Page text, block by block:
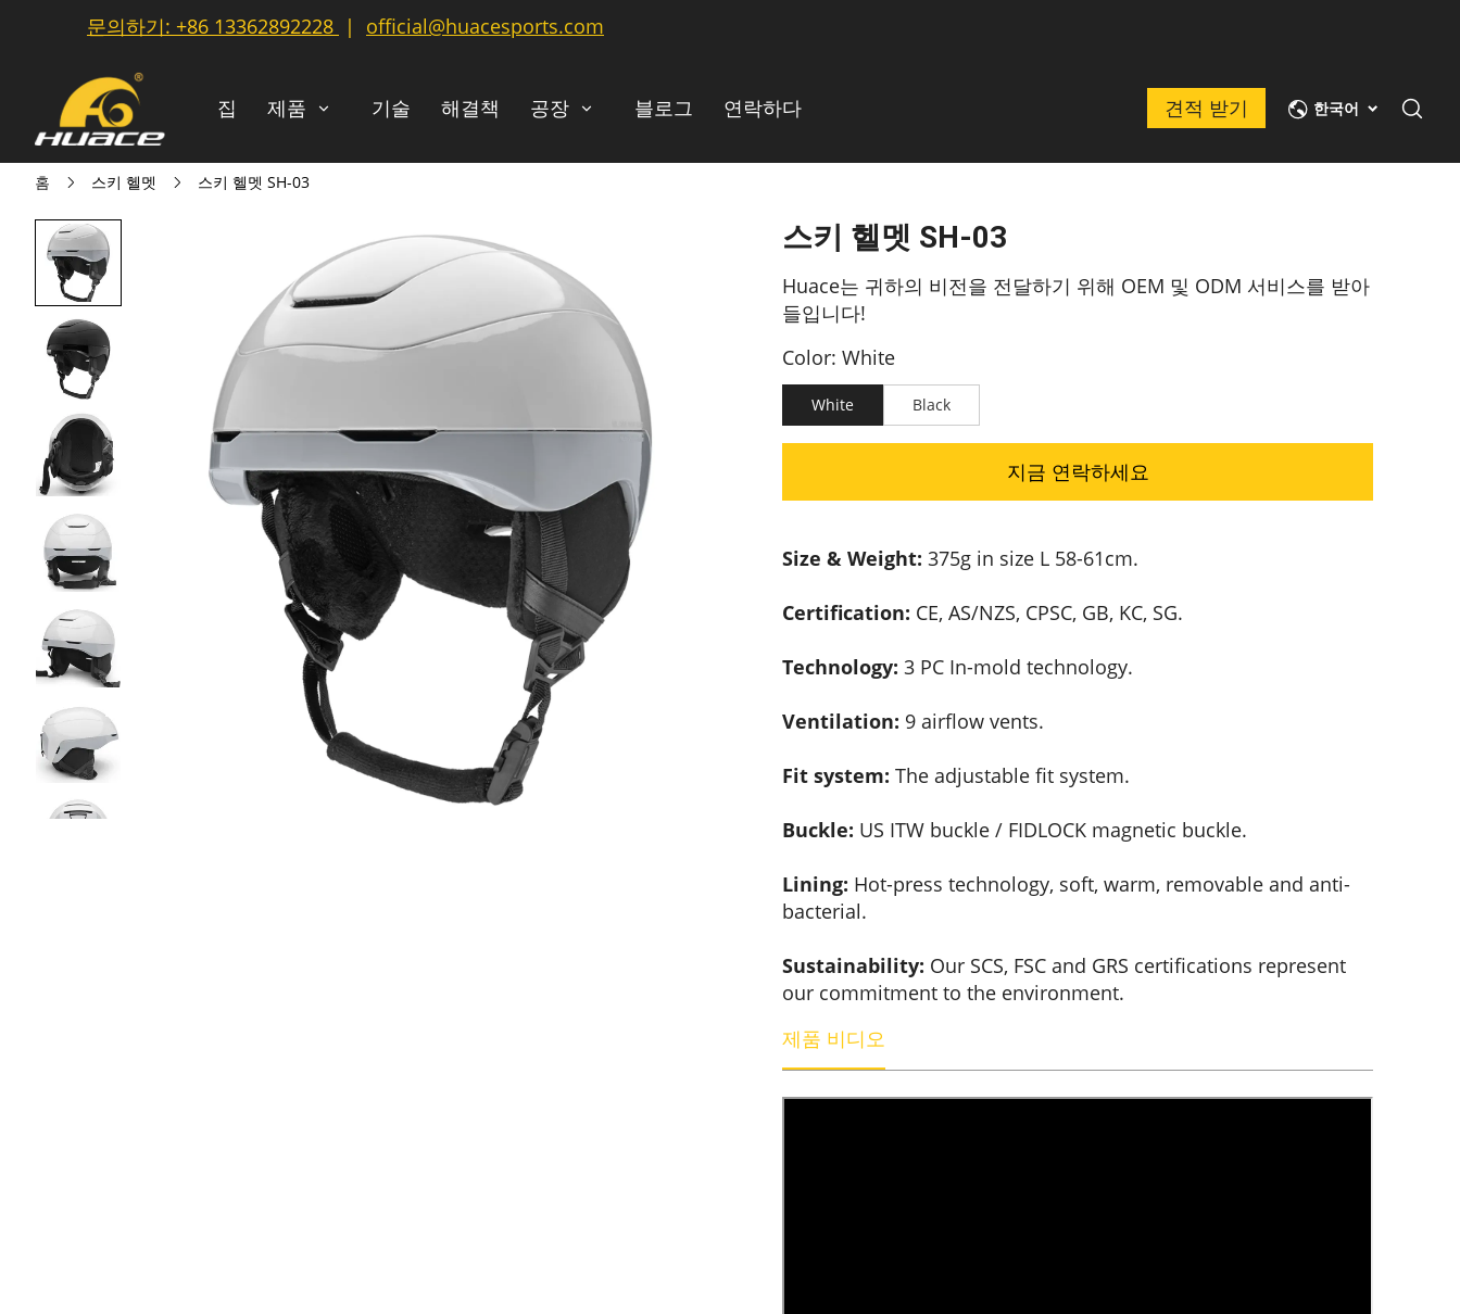
문의하기: +86 13362892228 | official@huacesports.com
집 제품 기술 해결책 공장 블로그 연락하다 견적 받기 한국어
홈 스키 헬멧 스키 헬멧 SH-03
스키 헬멧 SH-03
Huace는 귀하의 비전을 전달하기 위해 OEM 및 ODM 서비스를 받아
들입니다!
Color: White
White Black
지금 연락하세요
Size & Weight: 375g in size L 58-61cm.
Certification: CE, AS/NZS, CPSC, GB, KC, SG.
Technology: 3 PC In-mold technology.
Ventilation: 9 airflow vents.
Fit system: The adjustable fit system.
Buckle: US ITW buckle / FIDLOCK magnetic buckle.
Lining: Hot-press technology, soft, warm, removable and anti-
bacterial.
Sustainability: Our SCS, FSC and GRS certifications represent
our commitment to the environment.
제품 비디오